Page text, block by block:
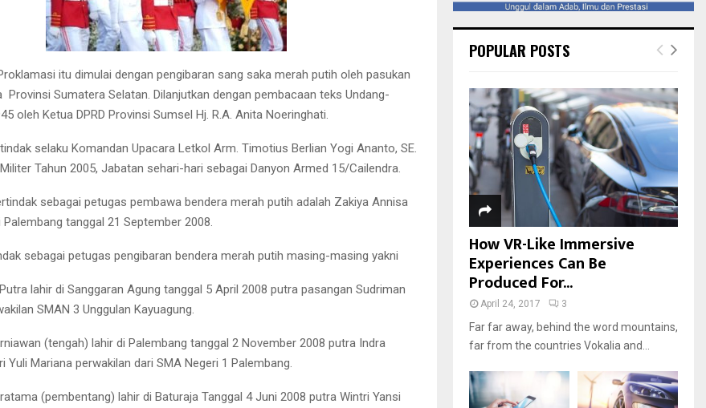
itu dimulai dengan pengibaran sang saka merah putih oleh pasukan
Provinsi Sumatera Selatan. Dilanjutkan dengan pembacaan teks Undang-
oleh Ketua DPRD Provinsi Sumsel Hj. R.A. Anita Noeringhati.
selaku Komandan Upacara Letkol Arm. Timotius Berlian Yogi Ananto, SE.
Tahun 2005, Jabatan sehari-hari sebagai Danyon Armed 15/Cailendra.
sebagai petugas pembawa bendera merah putih adalah Zakiya Annisa
tanggal 21 September 2008.
sebagai petugas pengibaran bendera merah putih masing-masing yakni
lahir di Sanggaran Agung tanggal 5 April 2008 putra pasangan Sudriman
SMAN 3 Unggulan Kayuagung.
(tengah) lahir di Palembang tanggal 2 November 2008 putra Indra
Yuli Mariana perwakilan dari SMA Negeri 1 Palembang.
(pembentang) lahir di Baturaja Tanggal 4 Juni 2008 putra Wintri Yansi
POPULAR POSTS
How VR-Like Immersive
Experiences Can Be
Produced For...
April 24, 2017 3
Far far away, behind the word mountains,
far from the countries Vokalia and...